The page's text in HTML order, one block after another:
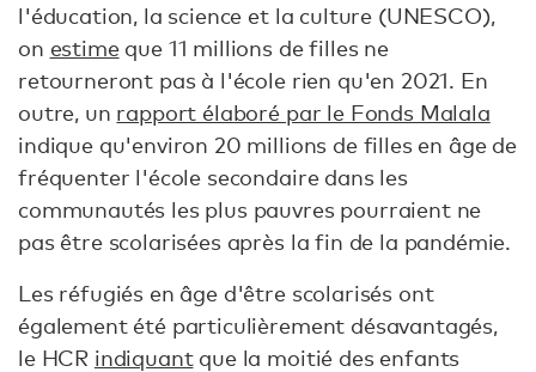
l'éducation, la science et la culture (UNESCO),
on estimeque 11 millions de filles ne
retourneront pas à l'école rien qu'en 2021. En
outre, un rapport élaboré par le Fonds Malala
indique qu'environ 20 millions de filles en âge de
fréquenter l'école secondaire dans les
communautés les plus pauvres pourraient ne
pas être scolarisées après la fin de la pandémie.
Les réfugiés en âge d'être scolarisés ont
également été particulièrement désavantagés,
le HCR indiquantque la moitié des enfants